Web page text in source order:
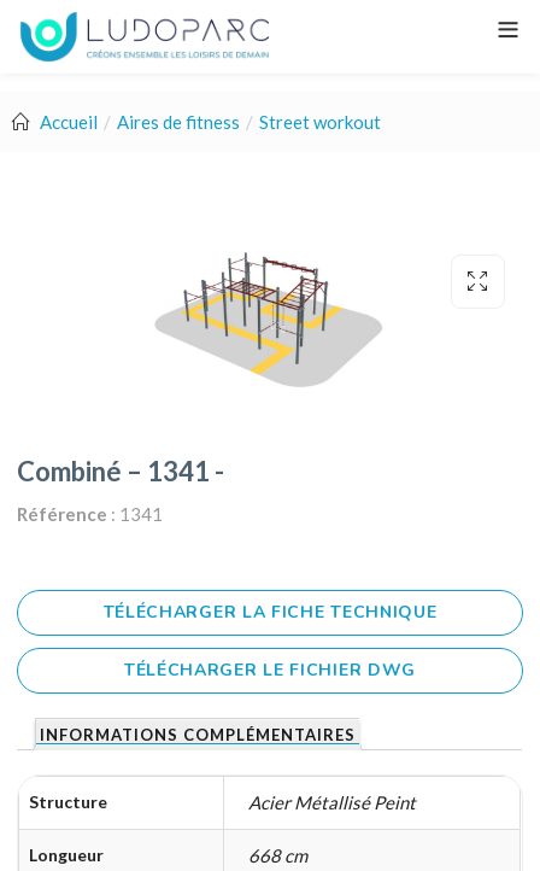
Accueil Aires de fitness Street workout
Combiné – 1341 -
Référence : 1341
TÉLÉCHARGER LA FICHE TECHNIQUE
TÉLÉCHARGER LE FICHIER DWG
INFORMATIONS COMPLÉMENTAIRES
Structure Acier Métallisé Peint
Longueur 668 cm